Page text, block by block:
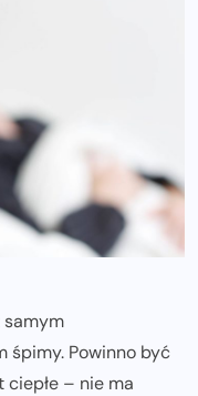
samym
śpimy. Powinno być
ciepłe – nie ma